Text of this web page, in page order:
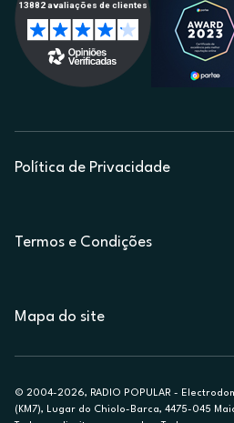
Política de Privacidade
Termos e Condições
Mapa do site
© 2004-2026, RADIO POPULAR -
(KM7), Lugar do Chiolo-Barca, 4475-045